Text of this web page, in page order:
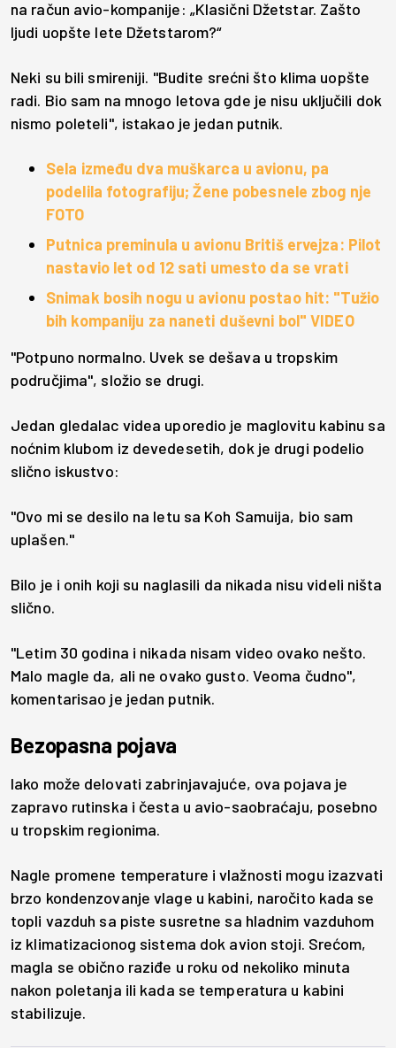
na račun avio-kompanije: „Klasični Džetstar. Zašto
ljudi uopšte lete Džetstarom?“
Neki su bili smireniji. "Budite srećni što klima uopšte
radi. Bio sam na mnogo letova gde je nisu uključili dok
nismo poleteli", istakao je jedan putnik.
Sela između dva muškarca u avionu, pa
podelila fotografiju; Žene pobesnele zbog nje
FOTO
Putnica preminula u avionu Britiš ervejza: Pilot
nastavio let od 12 sati umesto da se vrati
Snimak bosih nogu u avionu postao hit: "Tužio
bih kompaniju za naneti duševni bol" VIDEO
"Potpuno normalno. Uvek se dešava u tropskim
područjima", složio se drugi.
Jedan gledalac videa uporedio je maglovitu kabinu sa
noćnim klubom iz devedesetih, dok je drugi podelio
slično iskustvo:
"Ovo mi se desilo na letu sa Koh Samuija, bio sam
uplašen."
Bilo je i onih koji su naglasili da nikada nisu videli ništa
slično.
"Letim 30 godina i nikada nisam video ovako nešto.
Malo magle da, ali ne ovako gusto. Veoma čudno",
komentarisao je jedan putnik.
Bezopasna pojava
Iako može delovati zabrinjavajuće, ova pojava je
zapravo rutinska i česta u avio-saobraćaju, posebno
u tropskim regionima.
Nagle promene temperature i vlažnosti mogu izazvati
brzo kondenzovanje vlage u kabini, naročito kada se
topli vazduh sa piste susretne sa hladnim vazduhom
iz klimatizacionog sistema dok avion stoji. Srećom,
magla se obično raziđe u roku od nekoliko minuta
nakon poletanja ili kada se temperatura u kabini
stabilizuje.